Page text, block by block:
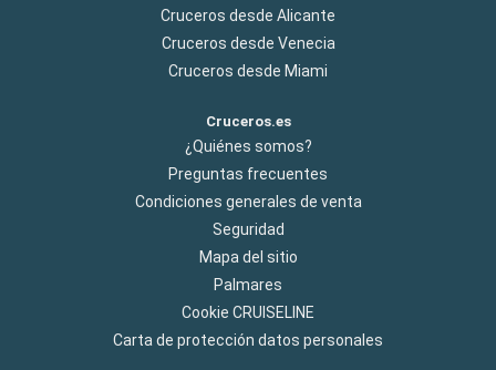
Cruceros desde Alicante
Cruceros desde Venecia
Cruceros desde Miami
Cruceros.es
¿Quiénes somos?
Preguntas frecuentes
Condiciones generales de venta
Seguridad
Mapa del sitio
Palmares
Cookie CRUISELINE
Carta de protección datos personales